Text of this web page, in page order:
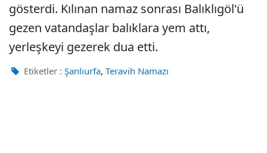
gösterdi. Kılınan namaz sonrası Balıklıgöl'ü
gezen vatandaşlar balıklara yem attı,
yerleşkeyi gezerek dua etti.
Etiketler : Şanlıurfa, Teravih Namazı